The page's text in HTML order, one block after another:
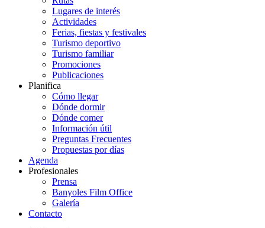
Lugares de interés
Actividades
Ferias, fiestas y festivales
Turismo deportivo
Turismo familiar
Promociones
Publicaciones
Planifica
Cómo llegar
Dónde dormir
Dónde comer
Información útil
Preguntas Frecuentes
Propuestas por días
Agenda
Profesionales
Prensa
Banyoles Film Office
Galería
Contacto